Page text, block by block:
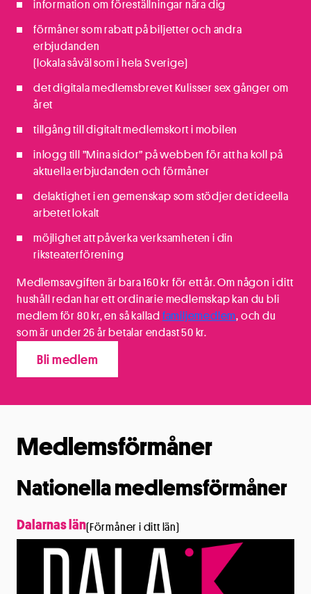
information om föreställningar nära dig
förmåner som rabatt på biljetter och andra
erbjudanden
(lokala såväl som i hela Sverige)
det digitala medlemsbrevet Kulisser sex gånger om
året
tillgång till digitalt medlemskort i mobilen
inlogg till ”Mina sidor” på webben för att ha koll på
aktuella erbjudanden och förmåner
delaktighet i en gemenskap som stödjer det ideella
arbetet lokalt
möjlighet att påverka verksamheten i din
riksteaterförening
Medlemsavgiften är bara 160 kr för ett år. Om någon i ditt
hushåll redan har ett ordinarie medlemskap kan du bli
medlem för 80 kr, en så kalladfamiljemedlem, och du
som är under 26 år betalar endast 50 kr.
Bli medlem
Medlemsförmåner
Nationella medlemsförmåner
Dalarnas län(Förmåner i ditt län)